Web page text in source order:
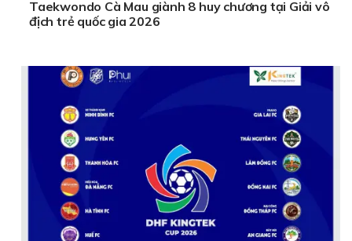
Taekwondo Cà Mau giành 8 huy chương tại Giải vô
địch trẻ quốc gia 2026